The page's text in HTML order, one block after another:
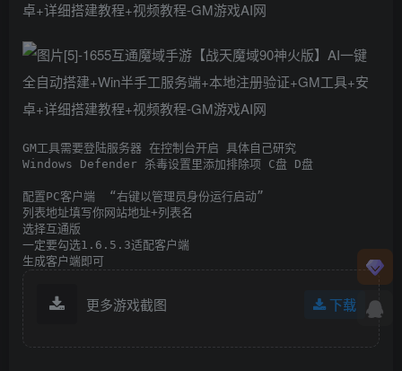
GM工具需要登陆服务器 在控制台开启 具体自己研究
Windows Defender 杀毒设置里添加排除项 C盘 D盘
配置PC客户端  “右键以管理员身份运行启动”
列表地址填写你网站地址+列表名
选择互通版
一定要勾选1.6.5.3适配客户端
生成客户端即可
更多游戏截图 下载